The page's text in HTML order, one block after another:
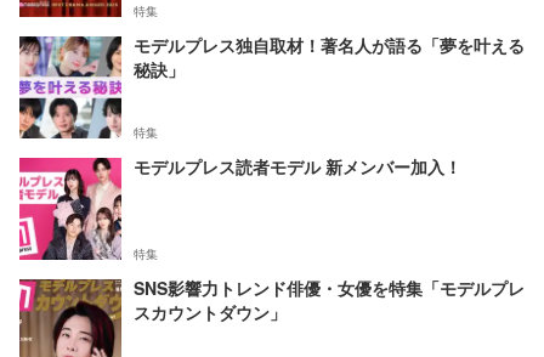
特集
モデルプレス独自取材！著名人が語る「夢を叶える
秘訣」
特集
モデルプレス読者モデル 新メンバー加入！
特集
SNS影響力トレンド俳優・女優を特集「モデルプレ
スカウントダウン」